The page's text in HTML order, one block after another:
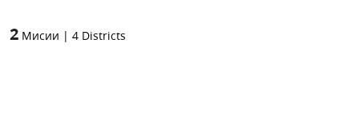
2 Мисии | 4 Districts